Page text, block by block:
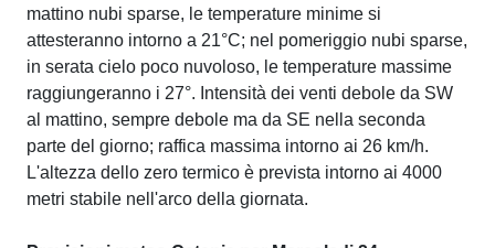
mattino nubi sparse, le temperature minime si
attesteranno intorno a 21°C; nel pomeriggio nubi sparse,
in serata cielo poco nuvoloso, le temperature massime
raggiungeranno i 27°. Intensità dei venti debole da SW
al mattino, sempre debole ma da SE nella seconda
parte del giorno; raffica massima intorno ai 26 km/h.
L'altezza dello zero termico è prevista intorno ai 4000
metri stabile nell'arco della giornata.